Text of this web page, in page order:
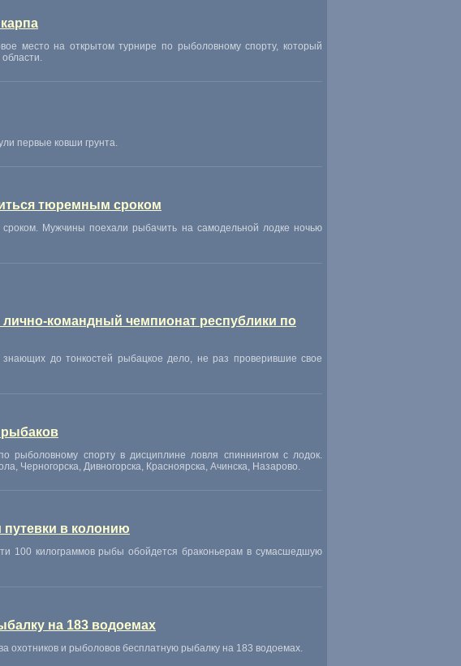
место на открытом турнире по рыболовному спорту, который
первые ковши грунта.
тюремным сроком
Мужчины поехали рыбачить на самодельной лодке ночью
командный чемпионат республики по
знающих до тонкостей рыбацкое дело, не раз проверившие свое
рыболовному спорту в дисциплине ловля спиннингом с лодок.
, Черногорска, Дивногорска, Красноярска, Ачинска, Назарово.
в колонию
100 килограммов рыбы обойдется браконьерам в сумасшедшую
на 183 водоемах
охотников и рыболовов бесплатную рыбалку на 183 водоемах.